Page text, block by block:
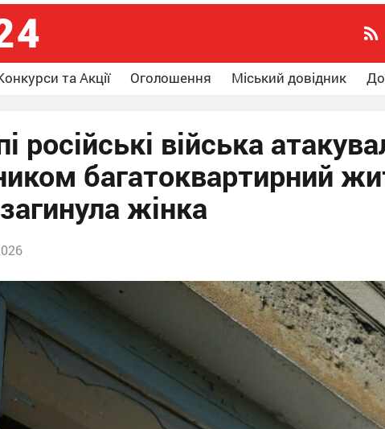
та Акції Оголошення Міський довідник
російські війська
багатоквартирний
жінка